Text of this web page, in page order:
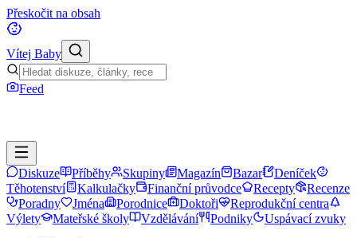
Přeskočit na obsah
Vítej Baby
Feed
Diskuze Příběhy Skupiny Magazín Bazar
Deníček
Těhotenství
Kalkulačky Finanční průvodce Recepty
Recenze
Poradny
Jména Porodnice Doktoři
Reprodukční centra
Výlety
Mateřské školy Vzdělávání Podniky
Uspávací zvuky